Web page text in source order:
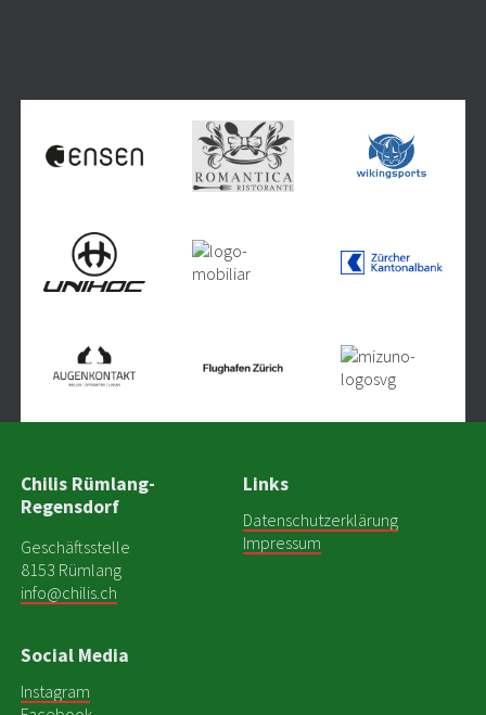
Chilis Rümlang-
Regensdorf
Geschäftsstelle
8153 Rümlang
info@chilis.ch
Links
Datenschutzerklärung
Impressum
Social Media
Instagram